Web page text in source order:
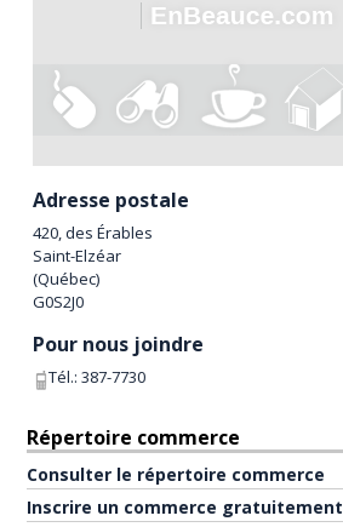
Adresse postale
420, des Érables
Saint-Elzéar
(Québec)
G0S2J0
Pour nous joindre
Tél.:387-7730
Répertoire commerce
Consulter le répertoire commerce
Inscrire un commerce gratuitement